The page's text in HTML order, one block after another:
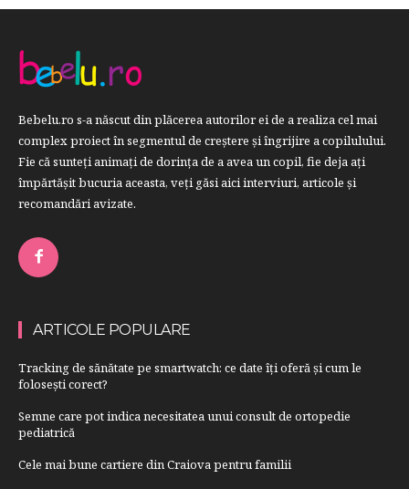
Bebelu.ro s-a născut din plăcerea autorilor ei de a realiza cel mai
complex proiect în segmentul de creştere şi îngrijire a copilulului.
Fie că sunteţi animaţi de dorinţa de a avea un copil, fie deja aţi
împărtăşit bucuria aceasta, veți găsi aici interviuri, articole şi
recomandări avizate.
ARTICOLE POPULARE
Tracking de sănătate pe smartwatch: ce date îți oferă și cum le
folosești corect?
Semne care pot indica necesitatea unui consult de ortopedie
pediatrică
Cele mai bune cartiere din Craiova pentru familii